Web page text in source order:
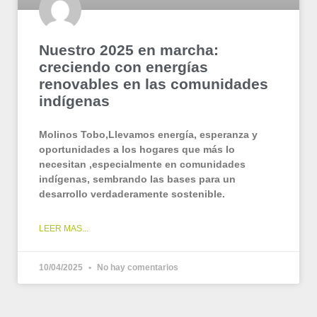
Nuestro 2025 en marcha:
creciendo con energías
renovables en las comunidades
indígenas
Molinos Tobo,Llevamos energía, esperanza y
oportunidades a los hogares que más lo
necesitan ,especialmente en comunidades
indígenas, sembrando las bases para un
desarrollo verdaderamente sostenible.
LEER MAS...
10/04/2025 No hay comentarios